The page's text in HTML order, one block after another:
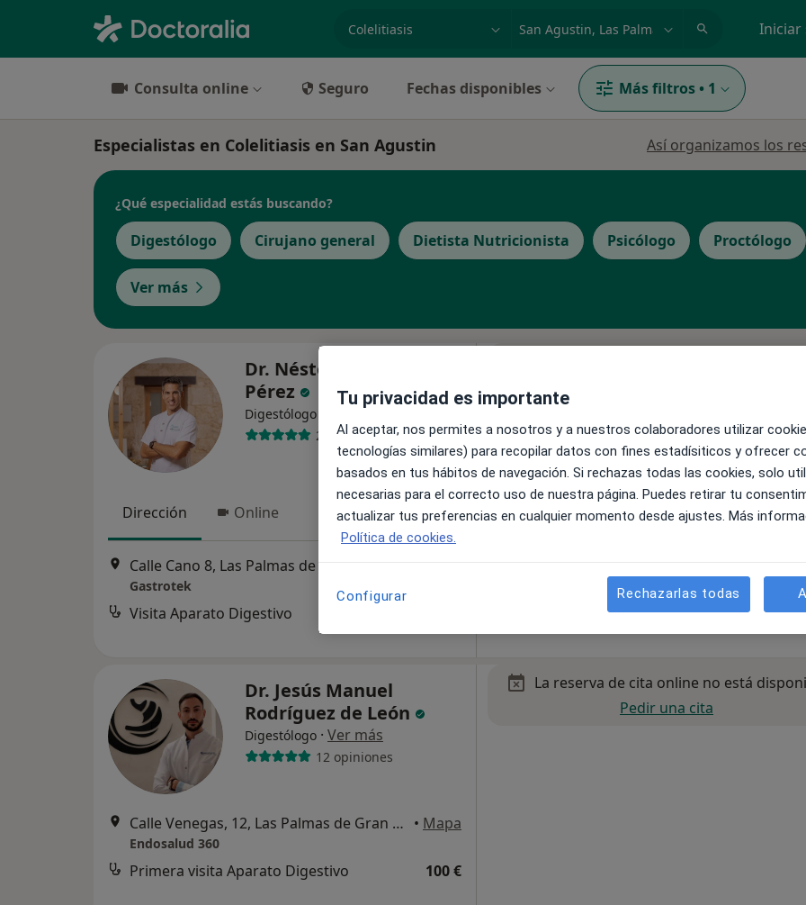
Iniciar
Consulta online Seguro Fechas disponibles Más filtros • 1
Especialistas en Colelitiasis en San Agustin Así organizamos los
¿Qué especialidad estás buscando?
Digestólogo Cirujano general Dietista Nutricionista Psicólogo Proctólogo
Ver más
Dr. Néstor Alemán
Pérez
Digestólogo Ver más
290 opiniones
Dirección Online
Calle Cano 8, Las Palmas de Gran Canaria
Gastrotek
Visita Aparato Digestivo
Dr. Jesús Manuel
Rodríguez de León
Digestólogo · Ver más
12 opiniones
Calle Venegas, 12, Las Palmas de Gran Canaria • Mapa
Endosalud 360
Primera visita Aparato Digestivo 100 €
La reserva de cita online no está
Pedir una cita
Tu privacidad es importante
Al aceptar, nos permites a nosotros y a nuestros colaboradores utilizar
tecnologías similares) para recopilar datos con fines estadísiticos y ofrecer
basados en tus hábitos de navegación. Si rechazas todas las cookies, solo
necesarias para el correcto uso de nuestra página. Puedes retirar tu
actualizar tus preferencias en cualquier momento desde ajustes. Más
Política de cookies.
Configurar Rechazarlas todas